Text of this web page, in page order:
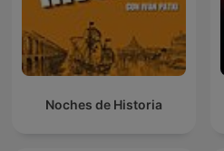
Noches de Historia